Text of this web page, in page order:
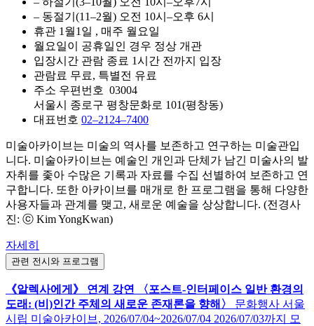
– 동절기(11–2월) 오전 10시–오후 6시
휴관 1월1일 , 매주 월요일
월요일이 공휴일인 경우 정상 개관
입장시간 관람 종료 1시간 전까지 입장
관람료 무료, 특별전 유료
주소 우편번호 03004
서울시 종로구 평창문화로 101(평창동)
대표번호 02–2124–7400
미술아카이브는 미술의 역사를 보존하고 연구하는 미술관입
니다. 미술아카이브는 예술인 개인과 단체가 남긴 미술사의 발
자취를 좇아 수많은 기록과 자료를 수집 선별하여 보존하고 연
구합니다. 또한 아카이브를 매개로 한 프로그램을 통해 다양한
사용자들과 관계를 맺고, 새로운 예술을 상상합니다. (전경사
진: ⓒ Kim YongKwan)
자세히
관련 전시와 프로그램
《알렉사에게》 연계 강연 〈포스트-인터페이스 일반 환경의
도래: (비)인간 주체의 새로운 존재론을 향해〉
문화행사 서울
시립 미술아카이브, 2026/07/04~2026/07/04 2026/07/03까지 모